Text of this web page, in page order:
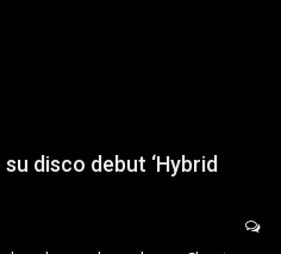
disco debut ‘Hybrid